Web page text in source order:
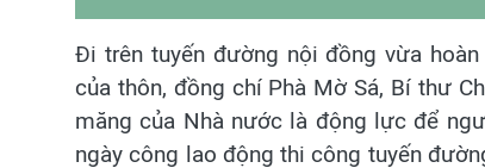
Đi trên tuyến đường nội đồng vừa
của thôn, đồng chí Phà Mờ Sá, Bí thư
măng của Nhà nước là động lực để
ngày công lao động thi công tuyến